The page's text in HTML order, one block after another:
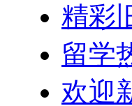
精彩
留学
欢迎